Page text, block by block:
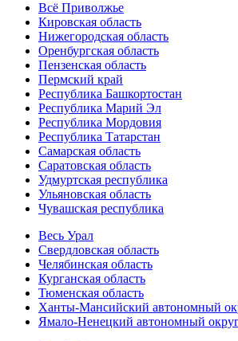
Всё Приволжье
Кировская область
Нижегородская область
Оренбургская область
Пензенская область
Пермский край
Республика Башкортостан
Республика Марий Эл
Республика Мордовия
Республика Татарстан
Самарская область
Саратовская область
Удмуртская республика
Ульяновская область
Чувашская республика
Весь Урал
Свердловская область
Челябинская область
Курганская область
Тюменская область
Ханты-Мансийский автономный
Ямало-Ненецкий автономный